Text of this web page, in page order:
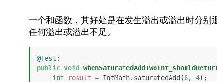
一个和函数，其好处是在发生溢出或溢出时分别
任何溢出或溢出不足。
@Test
public void
int
result = IntMath.saturatedAdd(6, 4);